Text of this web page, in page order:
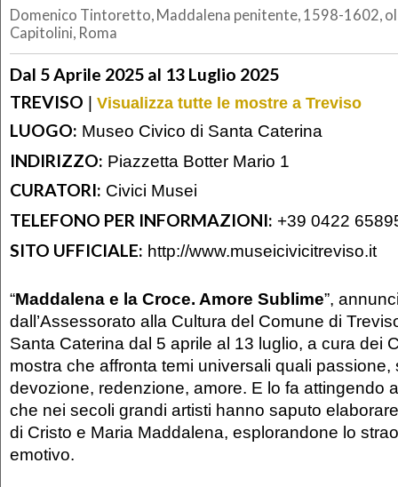
Domenico Tintoretto, Maddalena penitente, 1598-1602,
Capitolini, Roma
Dal 5 Aprile 2025 al 13 Luglio 2025
TREVISO | Visualizza tutte le mostre a Treviso
LUOGO: Museo Civico di Santa Caterina
INDIRIZZO: Piazzetta Botter Mario 1
CURATORI: Civici Musei
TELEFONO PER INFORMAZIONI: +39 0422
SITO UFFICIALE: http://www.museicivicitreviso.it
“Maddalena e la Croce. Amore Sublime”,
dall’Assessorato alla Cultura del Comune di
Santa Caterina dal 5 aprile al 13 luglio, a cura dei
mostra che affronta temi universali quali passione,
devozione, redenzione, amore. E lo fa attingendo
che nei secoli grandi artisti hanno saputo
di Cristo e Maria Maddalena, esplorandone lo
emotivo.